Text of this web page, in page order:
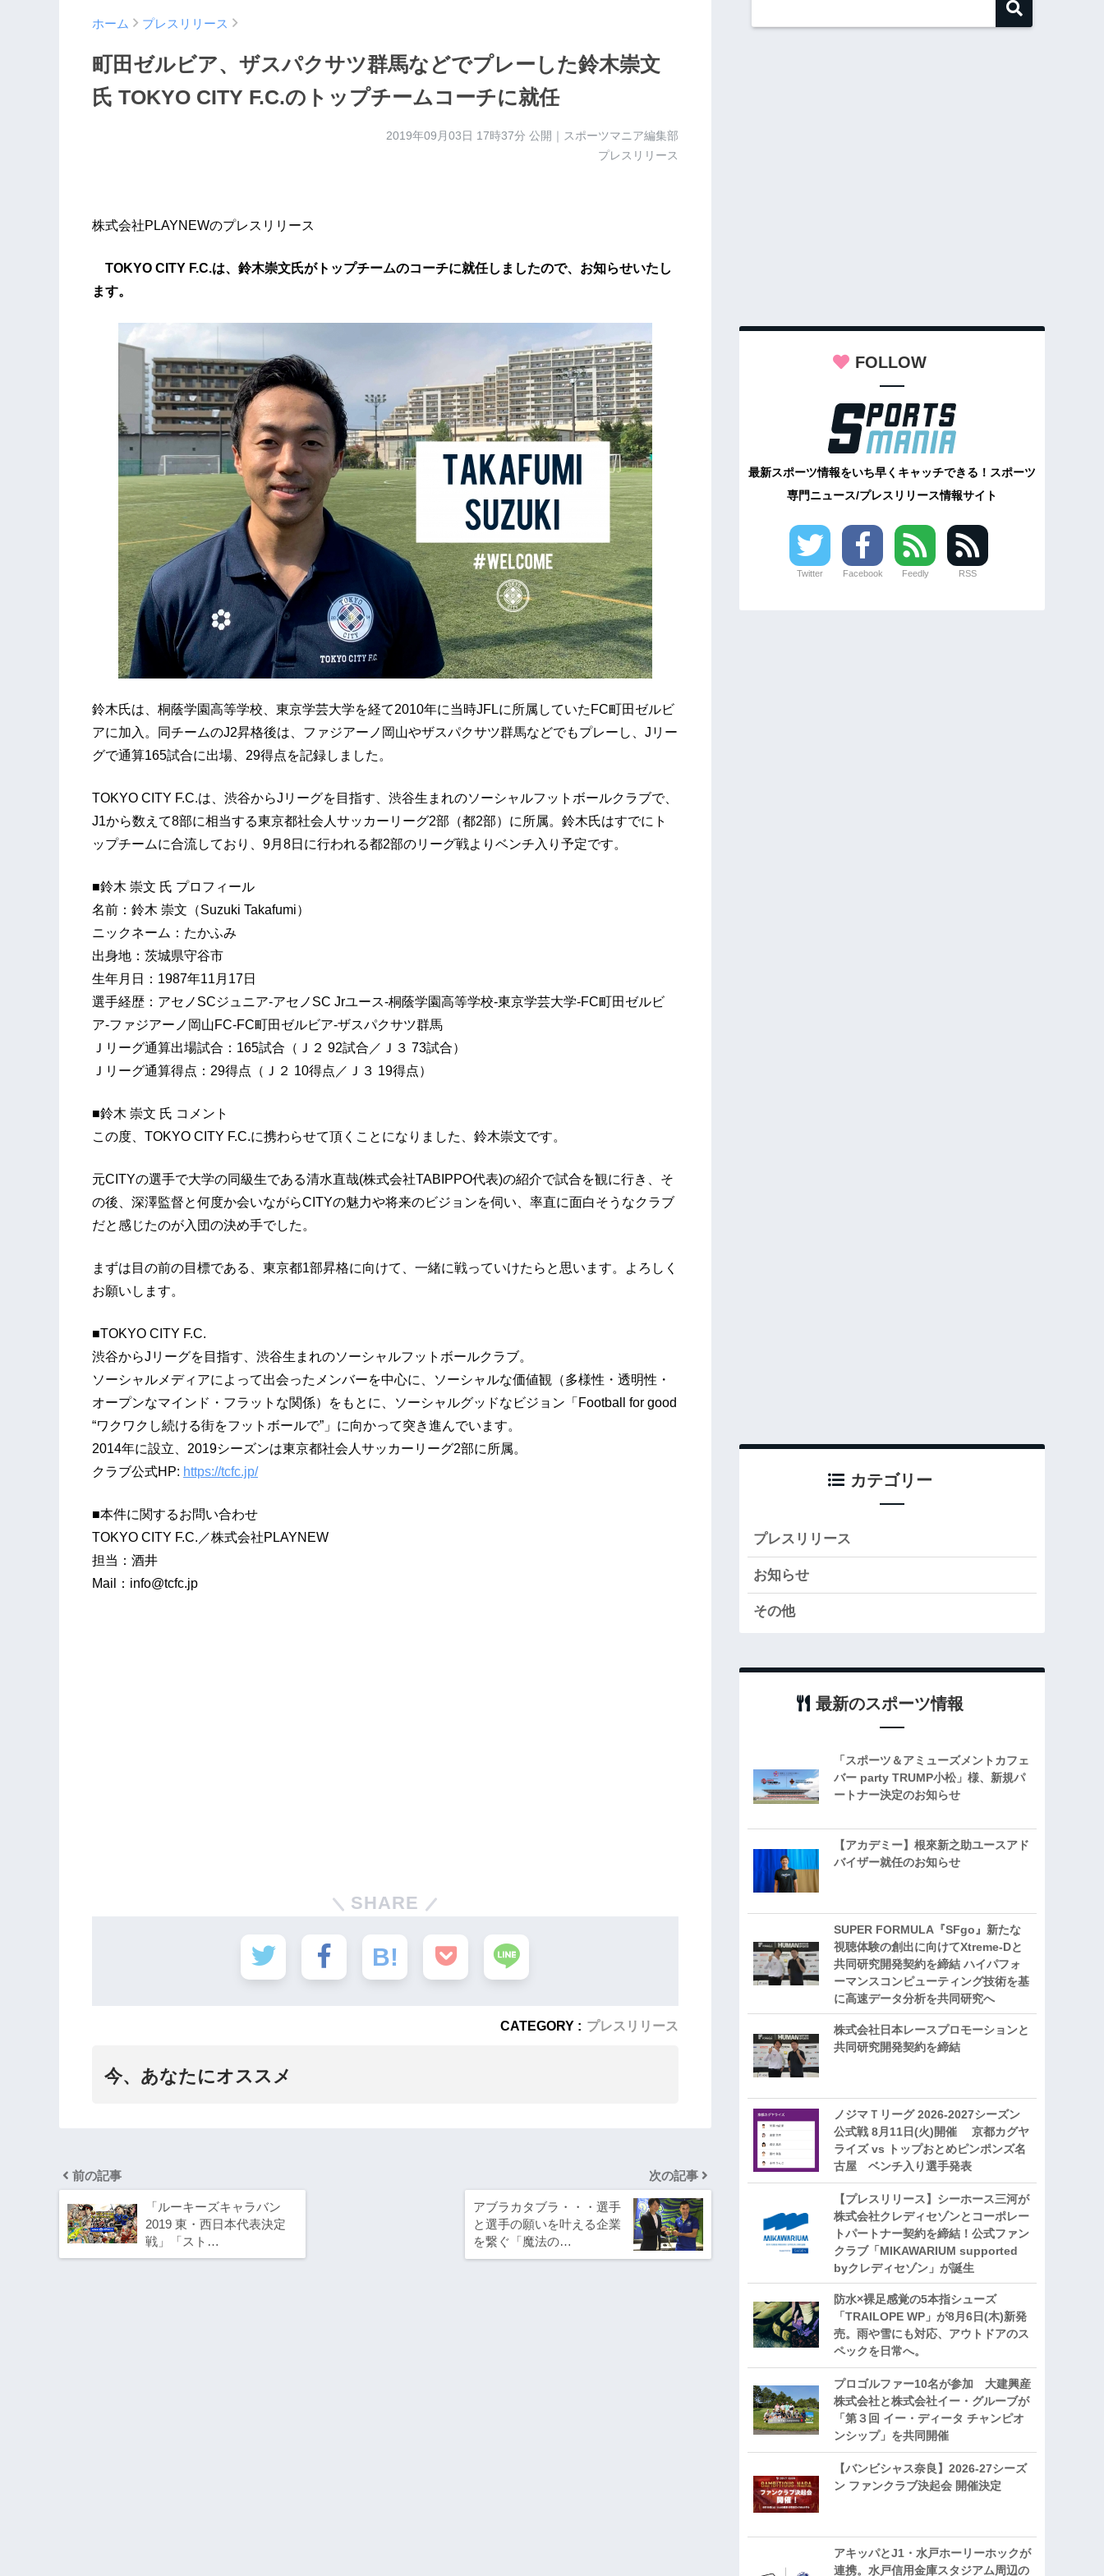
ホーム プレスリリース
町田ゼルビア、ザスパクサツ群馬などでプレーした鈴木崇文
氏 TOKYO CITY F.C.のトップチームコーチに就任
2019年09月03日 17時37分 公開｜スポーツマニア編集部
プレスリリース
株式会社PLAYNEWのプレスリリース
TOKYO CITY F.C.は、鈴木崇文氏がトップチームのコーチに就任しましたので、お知らせいたし
ます。
鈴木氏は、桐蔭学園高等学校、東京学芸大学を経て2010年に当時JFLに所属していたFC町田ゼルビ
アに加入。同チームのJ2昇格後は、ファジアーノ岡山やザスパクサツ群馬などでもプレーし、Jリー
グで通算165試合に出場、29得点を記録しました。
TOKYO CITY F.C.は、渋谷からJリーグを目指す、渋谷生まれのソーシャルフットボールクラブで、
J1から数えて8部に相当する東京都社会人サッカーリーグ2部（都2部）に所属。鈴木氏はすでにト
ップチームに合流しており、9月8日に行われる都2部のリーグ戦よりベンチ入り予定です。
■鈴木 崇文 氏 プロフィール
名前：鈴木 崇文（Suzuki Takafumi）
ニックネーム：たかふみ
出身地：茨城県守谷市
生年月日：1987年11月17日
選手経歴：アセノSCジュニア-アセノSC Jrユース-桐蔭学園高等学校-東京学芸大学-FC町田ゼルビ
ア-ファジアーノ岡山FC-FC町田ゼルビア-ザスパクサツ群馬
Ｊリーグ通算出場試合：165試合（Ｊ２ 92試合／Ｊ３ 73試合）
Ｊリーグ通算得点：29得点（Ｊ２ 10得点／Ｊ３ 19得点）
■鈴木 崇文 氏 コメント
この度、TOKYO CITY F.C.に携わらせて頂くことになりました、鈴木崇文です。
元CITYの選手で大学の同級生である清水直哉(株式会社TABIPPO代表)の紹介で試合を観に行き、そ
の後、深澤監督と何度か会いながらCITYの魅力や将来のビジョンを伺い、率直に面白そうなクラブ
だと感じたのが入団の決め手でした。
まずは目の前の目標である、東京都1部昇格に向けて、一緒に戦っていけたらと思います。よろしく
お願いします。
■TOKYO CITY F.C.
渋谷からJリーグを目指す、渋谷生まれのソーシャルフットボールクラブ。
ソーシャルメディアによって出会ったメンバーを中心に、ソーシャルな価値観（多様性・透明性・
オープンなマインド・フラットな関係）をもとに、ソーシャルグッドなビジョン「Football for good
“ワクワクし続ける街をフットボールで”」に向かって突き進んでいます。
2014年に設立、2019シーズンは東京都社会人サッカーリーグ2部に所属。
クラブ公式HP: https://tcfc.jp/
■本件に関するお問い合わせ
TOKYO CITY F.C.／株式会社PLAYNEW
担当：酒井
Mail：info@tcfc.jp
SHARE
CATEGORY : プレスリリース
今、あなたにオススメ
前の記事
「ルーキーズキャラバン
2019 東・西日本代表決定
戦」「スト…
次の記事
アブラカタブラ・・・選手
と選手の願いを叶える企業
を繋ぐ「魔法の…
FOLLOW
最新スポーツ情報をいち早くキャッチできる！スポーツ
専門ニュース/プレスリリース情報サイト
Twitter Facebook Feedly RSS
カテゴリー
プレスリリース
お知らせ
その他
最新のスポーツ情報
「スポーツ＆アミューズメントカフェ
バー party TRUMP小松」様、新規パ
ートナー決定のお知らせ
【アカデミー】根來新之助ユースアド
バイザー就任のお知らせ
SUPER FORMULA『SFgo』新たな
視聴体験の創出に向けてXtreme-Dと
共同研究開発契約を締結 ハイパフォ
ーマンスコンピューティング技術を基
に⾼速データ分析を共同研究へ
株式会社日本レースプロモーションと
共同研究開発契約を締結
ノジマＴリーグ 2026-2027シーズン
公式戦 8月11日(火)開催 京都カグヤ
ライズ vs トップおとめピンポンズ名
古屋 ベンチ入り選手発表
【プレスリリース】シーホース三河が
株式会社クレディセゾンとコーポレー
トパートナー契約を締結！公式ファン
クラブ「MIKAWARIUM supported
byクレディセゾン」が誕生
防水×裸足感覚の5本指シューズ
「TRAILOPE WP」が8月6日(木)新発
売。雨や雪にも対応、アウトドアのス
ペックを日常へ。
プロゴルファー10名が参加 大建興産
株式会社と株式会社イー・グルーブが
「第３回 イー・ディータ チャンピオ
ンシップ」を共同開催
【バンビシャス奈良】2026-27シーズ
ン ファンクラブ決起会 開催決定
アキッパとJ1・水戸ホーリーホックが
連携。水戸信用金庫スタジアム周辺の